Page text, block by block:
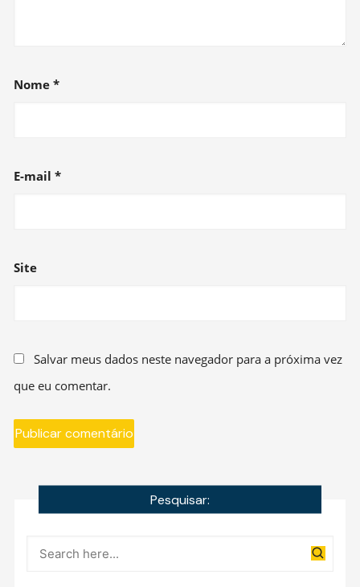
Nome*
E-mail*
Site
Salvar meus dados neste navegador para a próxima vez
que eu comentar.
Pesquisar: